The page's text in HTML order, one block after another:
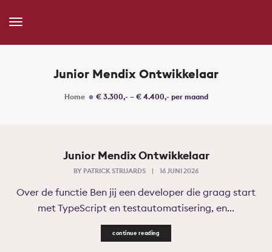
Toggle
Junior Mendix Ontwikkelaar
Home € 3.300,- – € 4.400,- per maand
Junior Mendix Ontwikkelaar
BY PATRICK STRIJARDS | 16 JUNI 2026
Over de functie Ben jij een developer die graag start
met TypeScript en testautomatisering, en...
continue reading